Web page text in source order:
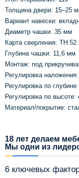
Толщина двери: 15–25
Вариант навески:
Диаметр чашки: 35 мм
Карта сверления: TH
Глубина чашки: 11,6 мм
Монтаж: под
Регулировка
Регулировка по
Регулировка по
Материал/покрытие:
18 лет делаем
Мы одни из
6 ключевых